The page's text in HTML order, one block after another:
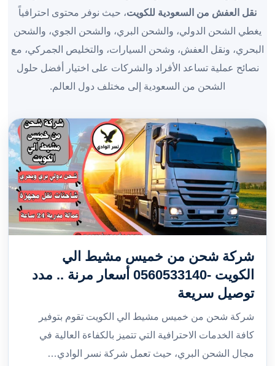
نقل العفش من السعودية للكويت، حيث نوفر محتوى احترافياً
يغطي الشحن الدولي، والشحن البري، والشحن الجوي، والشحن
البحري، ونقل العفش، وشحن السيارات، والتخليص الجمركي، مع
نصائح عملية تساعد الأفراد والشركات على اختيار أفضل حلول
الشحن من السعودية إلى مختلف دول العالم.
شركة شحن من خميس مشيط الي
الكويت -0560533140 أسعار مرنة .. مدد
توصيل سريعة
شركة شحن من خميس مشيط الي الكويت تقوم بتوفير
كافة الخدمات الاحترافية التي تتميز بالكفاءة العالية في
مجال الشحن البري، حيث تعمل شركة نسر الوادي…